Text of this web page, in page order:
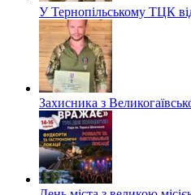
У Тернопільському ТЦК
Захисника з